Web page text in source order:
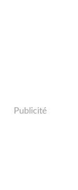
Publicité